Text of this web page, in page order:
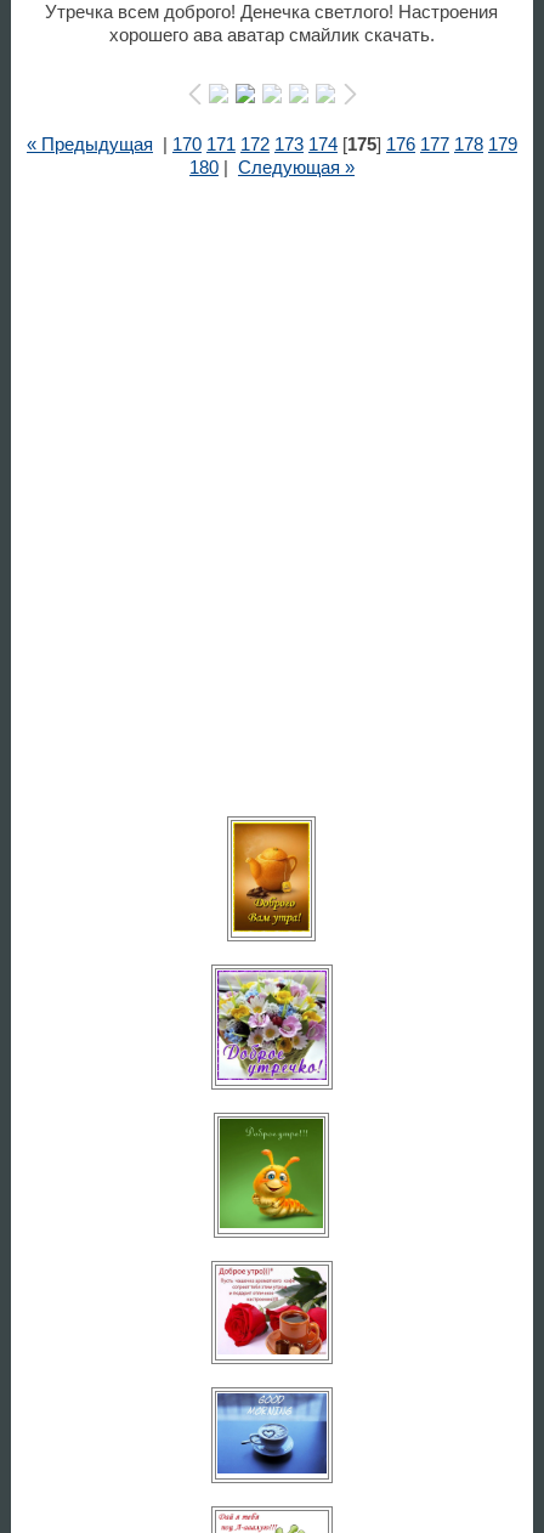
Утречка всем доброго! Денечка светлого! Настроения
хорошего ава аватар смайлик скачать.
« Предыдущая 170 171 172 173 174[175] 176 177 178 179
180| Следующая »